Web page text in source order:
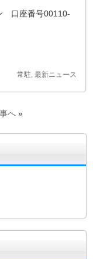
口座番号00110-
常駐, 最新ニュース
へ»